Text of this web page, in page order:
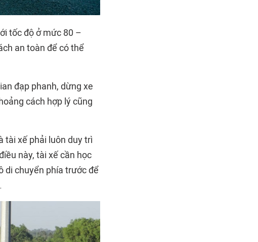
tốc độ ở mức 80 –
an toàn để có thể
đạp phanh, dừng xe
cách hợp lý cũng
tài xế phải luôn duy trì
này, tài xế cần học
di chuyển phía trước để